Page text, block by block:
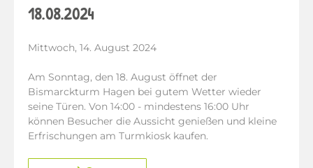
18.08.2024
Mittwoch, 14. August 2024
Am Sonntag, den 18. August öffnet der
Bismarckturm Hagen bei gutem Wetter wieder
seine Türen. Von 14:00 - mindestens 16:00 Uhr
können Besucher die Aussicht genießen und kleine
Erfrischungen am Turmkiosk kaufen.